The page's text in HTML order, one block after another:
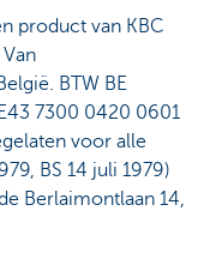
product van KBC
BTW BE
7300 0420 0601
voor alle
BS 14 juli 1979)
Berlaimontlaan 14,